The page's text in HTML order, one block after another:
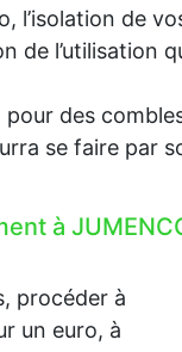
l’isolation de
de l’utilisation
des
se faire par
à
procéder à
un euro, à